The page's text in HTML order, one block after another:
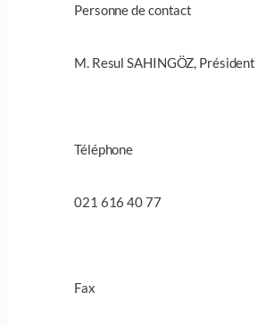
Personne de contact
M. Resul SAHINGÖZ, Président
Téléphone
021 616 40 77
Fax